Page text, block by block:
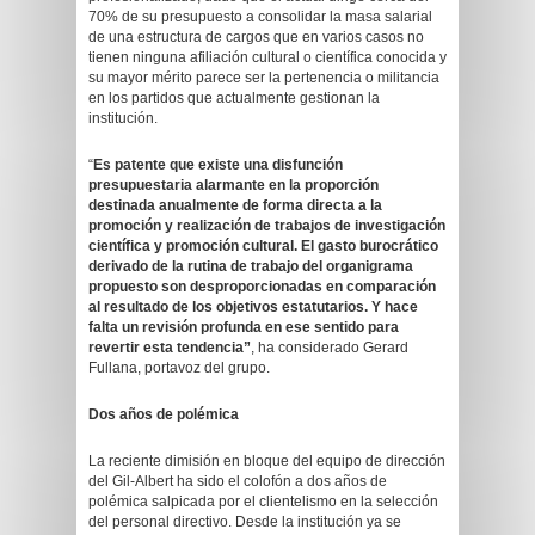
70% de su presupuesto a consolidar la masa salarial
de una estructura de cargos que en varios casos no
tienen ninguna afiliación cultural o científica conocida y
su mayor mérito parece ser la pertenencia o militancia
en los partidos que actualmente gestionan la
institución.
“Es patente que existe una disfunción
presupuestaria alarmante en la proporción
destinada anualmente de forma directa a la
promoción y realización de trabajos de investigación
científica y promoción cultural. El gasto burocrático
derivado de la rutina de trabajo del organigrama
propuesto son desproporcionadas en comparación
al resultado de los objetivos estatutarios. Y hace
falta un revisión profunda en ese sentido para
revertir esta tendencia”, ha considerado Gerard
Fullana, portavoz del grupo.
Dos años de polémica
La reciente dimisión en bloque del equipo de dirección
del Gil-Albert ha sido el colofón a dos años de
polémica salpicada por el clientelismo en la selección
del personal directivo. Desde la institución ya se